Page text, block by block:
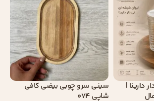
دارینا |
سینی سرو چوبی بیضی کافی
شاپی 074